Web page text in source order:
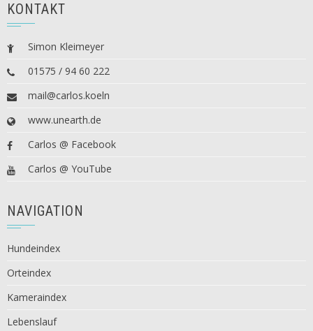
KONTAKT
Simon Kleimeyer
01575 / 94 60 222
mail@carlos.koeln
www.unearth.de
Carlos @ Facebook
Carlos @ YouTube
NAVIGATION
Hundeindex
Orteindex
Kameraindex
Lebenslauf